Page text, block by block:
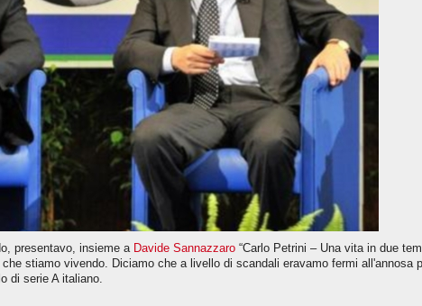
presentavo, insieme a Davide Sannazzaro “Carlo Petrini – Una vita in due
stiamo vivendo. Diciamo che a livello di scandali eravamo fermi
di serie A italiano.